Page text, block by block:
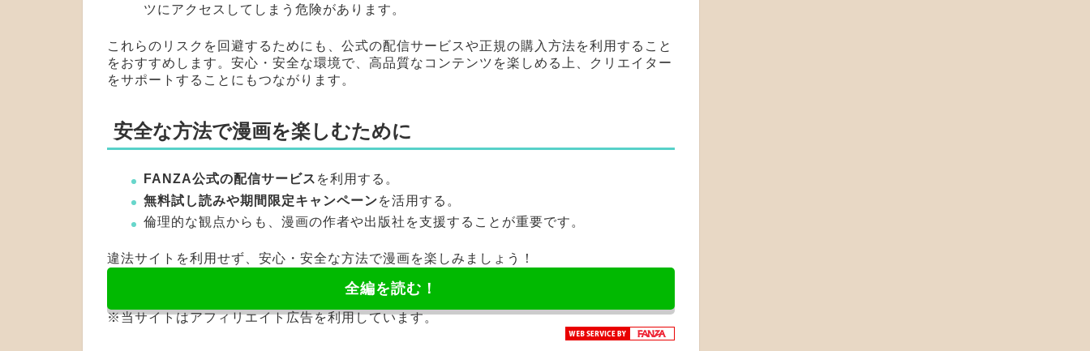
ツにアクセスしてしまう危険があります。
これらのリスクを回避するためにも、公式の配信サービスや正規の購入方法を利用すること
をおすすめします。安心・安全な環境で、高品質なコンテンツを楽しめる上、クリエイター
をサポートすることにもつながります。
安全な方法で漫画を楽しむために
FANZA公式の配信サービス を利用する。
無料試し読みや期間限定キャンペーンを活用する。
倫理的な観点からも、漫画の作者や出版社を支援することが重要です。
違法サイトを利用せず、安心・安全な方法で漫画を楽しみましょう！
全編を読む！
※当サイトはアフィリエイト広告を利用しています。